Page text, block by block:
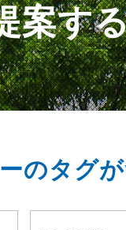
案す
のタグ